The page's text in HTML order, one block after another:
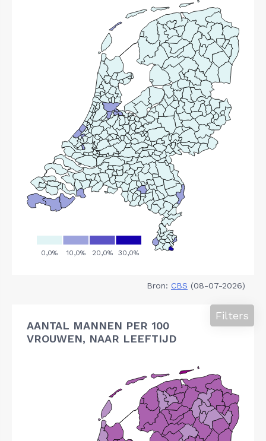
Bron: CBS (08-07-2026)
AANTAL MANNEN PER 100
VROUWEN, NAAR LEEFTIJD
Filters